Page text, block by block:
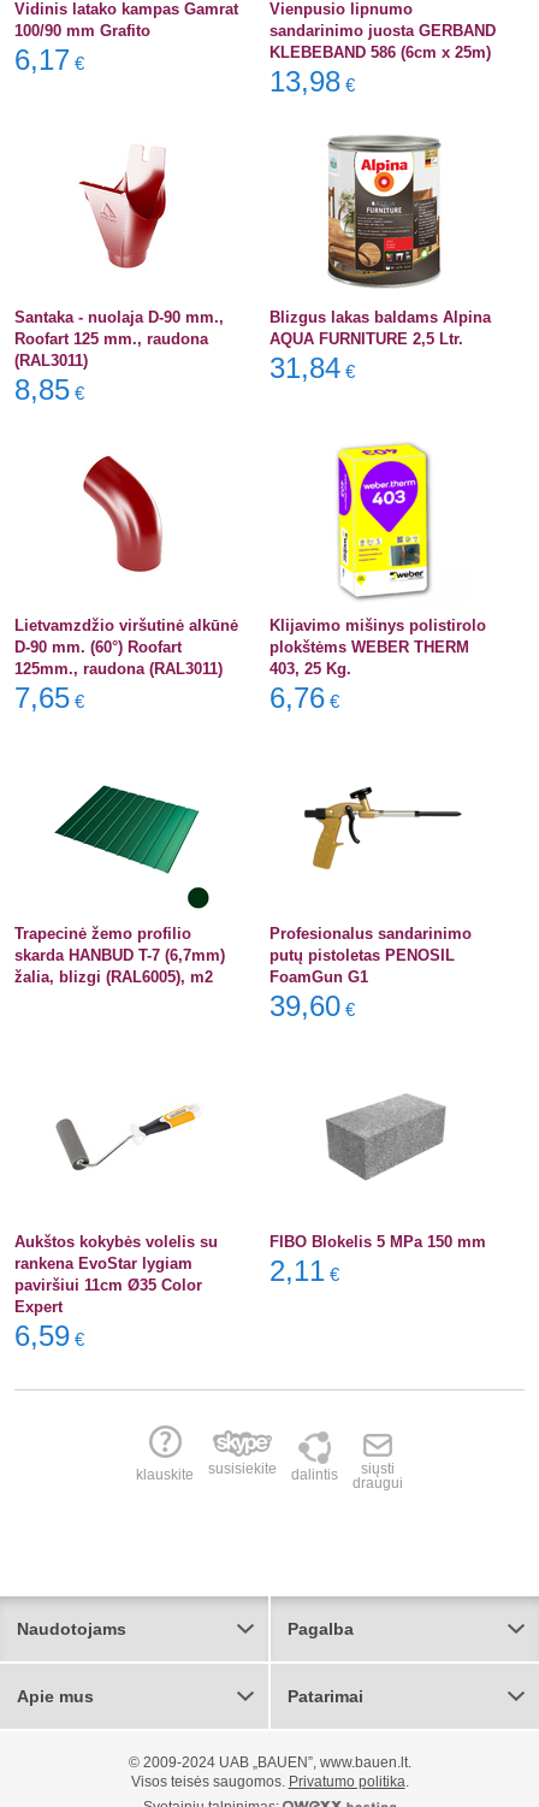
Vidinis latako kampas Gamrat
100/90 mm Grafito
6,17 €
Vienpusio lipnumo
sandarinimo juosta GERBAND
KLEBEBAND 586 (6cm x 25m)
13,98 €
Santaka - nuolaja D-90 mm.,
Roofart 125 mm., raudona
(RAL3011)
8,85 €
Blizgus lakas baldams Alpina
AQUA FURNITURE 2,5 Ltr.
31,84 €
Lietvamzdžio viršutinė alkūnė
D-90 mm. (60°) Roofart
125mm., raudona (RAL3011)
7,65 €
Klijavimo mišinys polistirolo
plokštėms WEBER THERM
403, 25 Kg.
6,76 €
Trapecinė žemo profilio
skarda HANBUD T-7 (6,7mm)
žalia, blizgi (RAL6005), m2
Profesionalus sandarinimo
putų pistoletas PENOSIL
FoamGun G1
39,60 €
Aukštos kokybės volelis su
rankena EvoStar lygiam
paviršiui 11cm Ø35 Color
Expert
6,59 €
FIBO Blokelis 5 MPa 150 mm
2,11 €
klauskite susisiekite dalintis
siųsti
draugui
Naudotojams Pagalba
Apie mus Patarimai
© 2009-2024 UAB „BAUEN”, www.bauen.lt.
Visos teisės saugomos. Privatumo politika.